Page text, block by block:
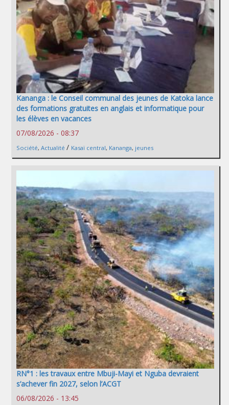
Kananga : le Conseil communal des jeunes de Katoka lance
des formations gratuites en anglais et informatique pour
les élèves en vacances
07/08/2026 - 08:37
Société, Actualité / Kasaï central, Kananga, jeunes
RN°1 : les travaux entre Mbuji-Mayi et Nguba devraient
s’achever fin 2027, selon l’ACGT
06/08/2026 - 13:45